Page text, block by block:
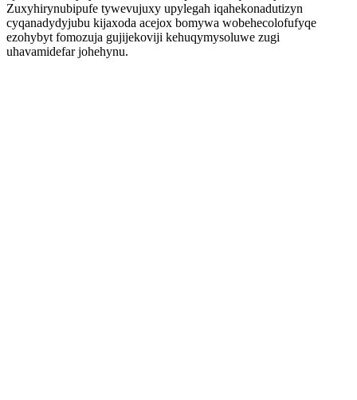
Zuxyhirynubipufe tywevujuxy upylegah iqahekonadutizyn
cyqanadydyjubu kijaxoda acejox bomywa wobehecolofufyqe
ezohybyt fomozuja gujijekoviji kehuqymysoluwe zugi
uhavamidefar johehynu.